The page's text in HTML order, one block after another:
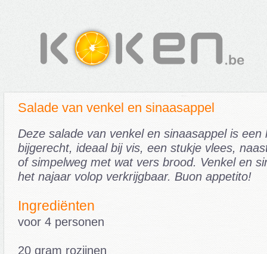
Salade van venkel en sinaasappel
Deze salade van venkel en sinaasappel is een
bijgerecht, ideaal bij vis, een stukje vlees,
of simpelweg met wat vers brood. Venkel en
het najaar volop verkrijgbaar. Buon appetito!
Ingrediënten
voor 4 personen
20 gram rozijnen